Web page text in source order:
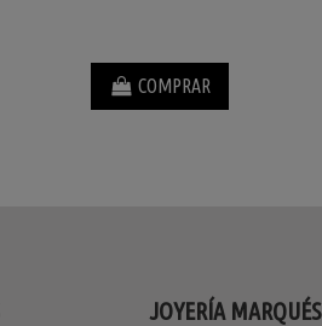
COMPRAR
JOYERÍA MARQUÉS